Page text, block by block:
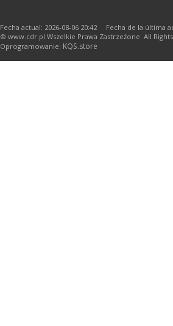
Fecha actual: 2026-08-06 20:42 Fecha de la última
© www.cdr.pl.Wszelkie Prawa Zastrzeżone. All Rights
Oprogramowanie: KQS.store